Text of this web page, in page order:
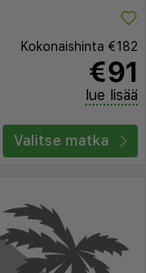
Kokonaishinta €182
€91
lue lisää
Valitse matka